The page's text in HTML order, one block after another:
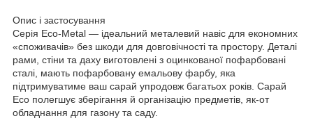
Опис і застосування
Серія Eco-Metal — ідеальний металевий навіс для економних
«споживачів» без шкоди для довговічності та простору. Деталі
рами, стіни та даху виготовлені з оцинкованої пофарбовані
сталі, мають пофарбовану емальову фарбу, яка
підтримуватиме ваш сарай упродовж багатьох років. Сарай
Eco полегшує зберігання й організацію предметів, як-от
обладнання для газону та саду.